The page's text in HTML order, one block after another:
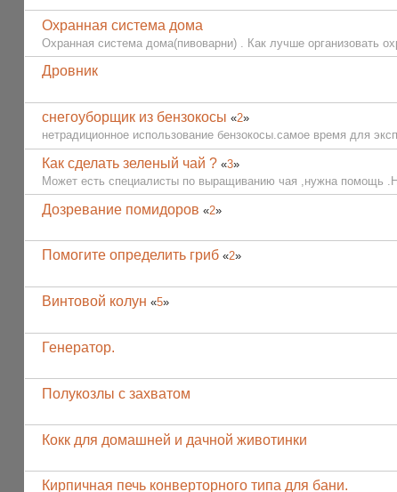
Охранная система дома
Охранная система дома(пивоварни) . Как лучше организовать
Дровник
снегоуборщик из бензокосы «2»
нетрадиционное использование бензокосы.самое время для
Как сделать зеленый чай ?«3»
Может есть специалисты по выращиванию чая ,нужна помощь
Дозревание помидоров «2»
Помогите определить гриб «2»
Винтовой колун «5»
Генератор.
Полукозлы с захватом
Кокк для домашней и дачной животинки
Кирпичная печь конверторного типа для бани.